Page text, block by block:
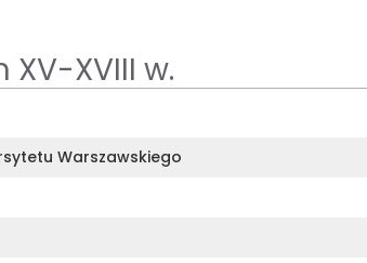
XVIII w.
Warszawskiego